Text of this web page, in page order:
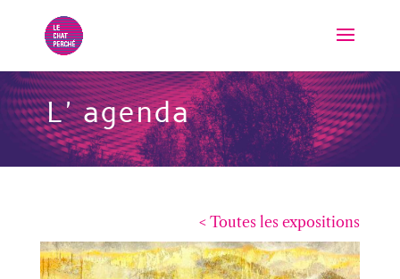
L'agenda
< Toutes les expositions